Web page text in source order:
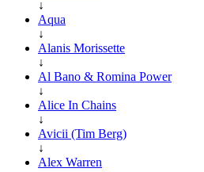
↓
Aqua
↓
Alanis Morissette
↓
Al Bano & Romina Power
↓
Alice In Chains
↓
Avicii (Tim Berg)
↓
Alex Warren